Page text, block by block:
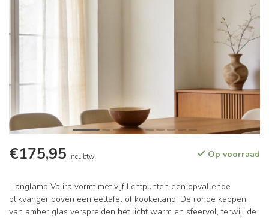
€175,95 Incl. btw Op voorraad
Hanglamp Valira vormt met vijf lichtpunten een opvallende
blikvanger boven een eettafel of kookeiland. De ronde kappen
van amber glas verspreiden het licht warm en sfeervol, terwijl de